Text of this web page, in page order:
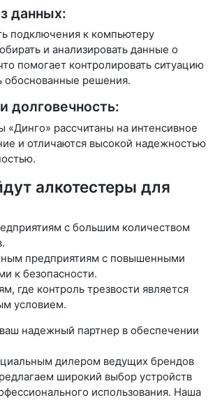
данных:
подключения к компьютеру
и анализировать данные о
помогает контролировать ситуацию
обоснованные решения.
долговечность:
«Динго» рассчитаны на интенсивное
и отличаются высокой надежностью
алкотестеры для
с большим количеством
предприятиям с повышенными
к безопасности.
где контроль трезвости является
условием.
надежный партнер в обеспечении
дилером ведущих брендов
широкий выбор устройств
использования. Наша